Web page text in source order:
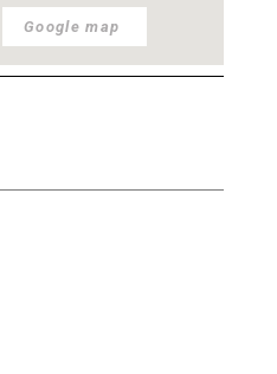
Google map